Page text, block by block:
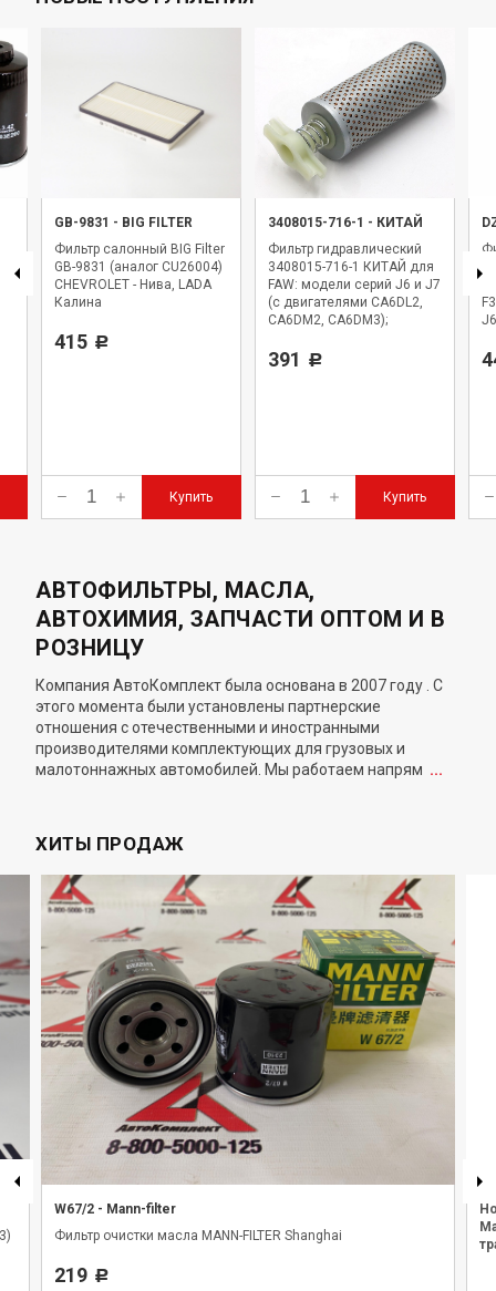
GB-9831 - BIG FILTER
Фильтр салонный BIG Filter
GB-9831 (аналог CU26004)
CHEVROLET - Нива, LADA
Калина
415 Р
Купить
3408015-716-1 - КИТАЙ
Фильтр гидравлический
3408015-716-1 КИТАЙ для
FAW: модели серий J6 и J7
(с двигателями CA6DL2,
CA6DM2, CA6DM3);
и X6000
391 Р
Купить
АВТОФИЛЬТРЫ, МАСЛА,
АВТОХИМИЯ, ЗАПЧАСТИ ОПТОМ И В
РОЗНИЦУ
Компания АвтоКомплектбыла основана в 2007году С
этого момента были установлены партнерские
отношения сотечественными и иностранными
производителями комплектующих для грузовыхи
малотоннажныхавтомобилей Мы работаем напрям ...
ХИТЫ ПРОДАЖ
W67/2 - Mann-filter
Фильтр очистки масла MANN-FILTER Shanghai
219 Р